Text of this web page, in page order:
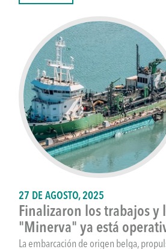
27 DE AGOSTO, 2025
Finalizaron los trabajos y
"Minerva" ya está
La embarcación de origen belga,